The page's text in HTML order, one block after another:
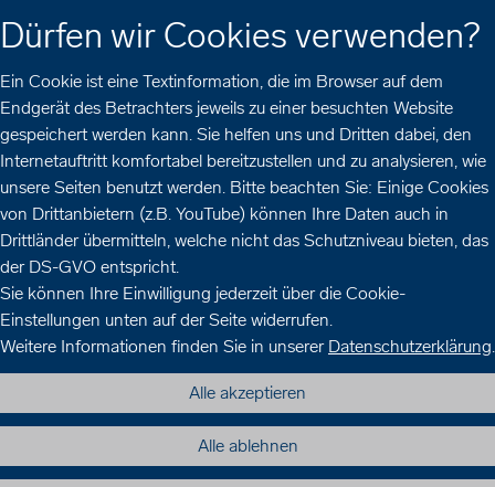
Dürfen wir Cookies verwenden?
Ein Cookie ist eine Textinformation, die im Browser auf dem
Endgerät des Betrachters jeweils zu einer besuchten Website
gespeichert werden kann. Sie helfen uns und Dritten dabei, den
Internetauftritt komfortabel bereitzustellen und zu analysieren, wie
unsere Seiten benutzt werden. Bitte beachten Sie: Einige Cookies
von Drittanbietern (z.B. YouTube) können Ihre Daten auch in
Drittländer übermitteln, welche nicht das Schutzniveau bieten, das
der DS-GVO entspricht.
Sie können Ihre Einwilligung jederzeit über die Cookie-
Einstellungen unten auf der Seite widerrufen.
Weitere Informationen finden Sie in unserer Datenschutzerklärung.
Alle akzeptieren
Alle ablehnen